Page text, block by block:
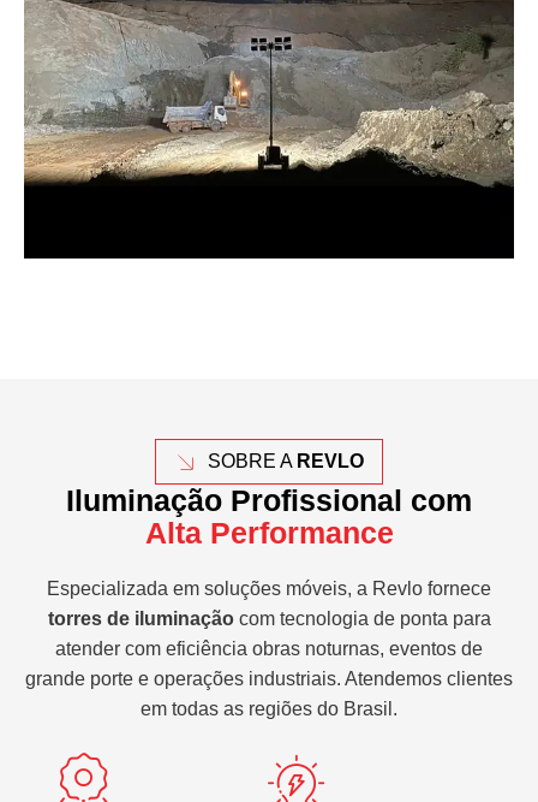
SOBRE A REVLO
Iluminação Profissional com
Alta Performance
Especializada em soluções móveis, a Revlo fornece
torres de iluminaçãocom tecnologia de ponta para
atender com eficiência obras noturnas, eventos de
grande porte e operações industriais. Atendemos clientes
em todas as regiões do Brasil.